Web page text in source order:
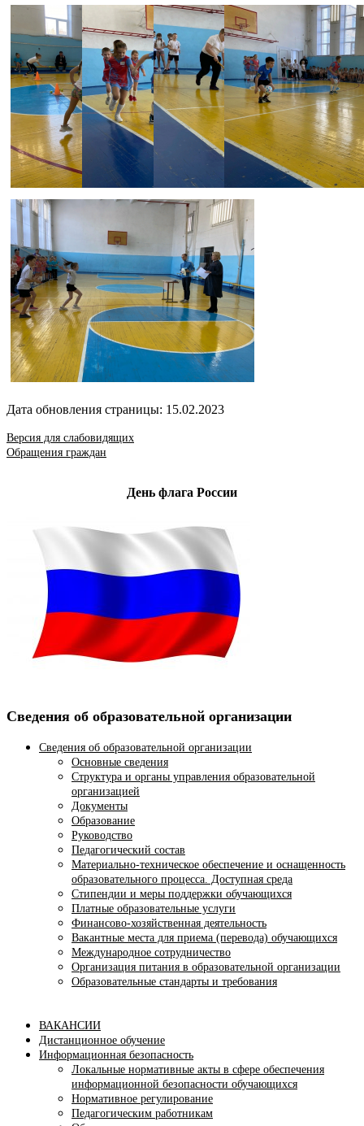
Дата обновления страницы: 15.02.2023
Версия для слабовидящих
Обращения граждан
День флага России
Сведения об образовательной организации
Сведения об образовательной организации
Основные сведения
Структура и органы управления образовательной
организацией
Документы
Образование
Руководство
Педагогический состав
Материально-техническое обеспечение и оснащенность
образовательного процесса. Доступная среда
Стипендии и меры поддержки обучающихся
Платные образовательные услуги
Финансово-хозяйственная деятельность
Вакантные места для приема (перевода) обучающихся
Международное сотрудничество
Организация питания в образовательной организации
Образовательные стандарты и требования
ВАКАНСИИ
Дистанционное обучение
Информационная безопасность
Локальные нормативные акты в сфере обеспечения
информационной безопасности обучающихся
Нормативное регулирование
Педагогическим работникам